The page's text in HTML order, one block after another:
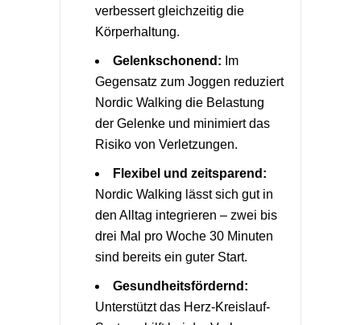
verbessert gleichzeitig die
Körperhaltung.
Gelenkschonend: Im
Gegensatz zum Joggen reduziert
Nordic Walking die Belastung
der Gelenke und minimiert das
Risiko von Verletzungen.
Flexibel und zeitsparend:
Nordic Walking lässt sich gut in
den Alltag integrieren – zwei bis
drei Mal pro Woche 30 Minuten
sind bereits ein guter Start.
Gesundheitsfördernd:
Unterstützt das Herz-Kreislauf-